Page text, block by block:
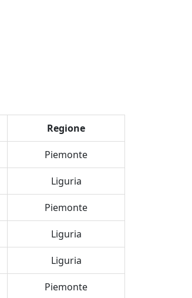
Regione
Piemonte
Liguria
Piemonte
Liguria
Liguria
Piemonte